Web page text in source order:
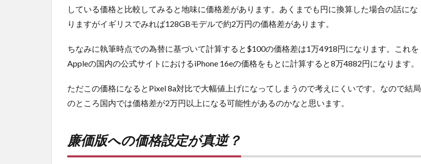
している価格と比較してみると地味に価格差があります。あくまでも円に換算した場合の話にな
りますがイギリスでみれば128GBモデルで約2万円の価格差があります。
ちなみに執筆時点での為替に基づいて計算すると$100の価格差は1万4918円になります。これを
Appleの国内の公式サイトにおけるiPhone 16eの価格をもとに計算すると8万4882円になります。
ただこの価格になるとPixel 8a対比で大幅値上げになってしまうので考えにくいです。なので結局
のところ国内では価格差が2万円以上になる可能性があるのかなと思います。
廉価版への価格設定が真逆？